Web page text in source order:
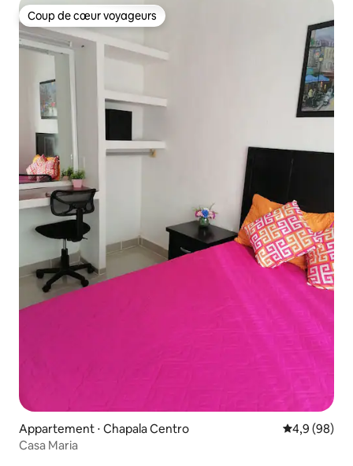
Coup de cœur voyageurs
Coup de cœur voyageurs
Appartement ⋅ Chapala Centro Évaluation
4,9 (98)
Casa Maria